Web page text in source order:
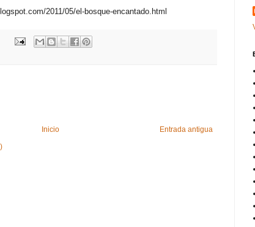
2011/05/el-bosque-encantado.html
Entrada antigua
Inicio